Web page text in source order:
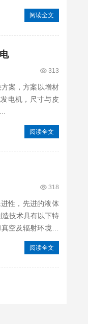
阅读全文
313
案，方案以增材
电机，尺寸与皮
阅读全文
318
性，先进的液体
技术具有以下特
空及辐射环境等
阅读全文